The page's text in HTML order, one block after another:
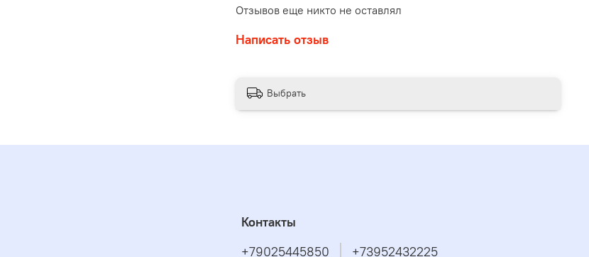
Отзывов еще никто не оставлял
Написать отзыв
Выбрать
Контакты
+79025445850
+73952432225